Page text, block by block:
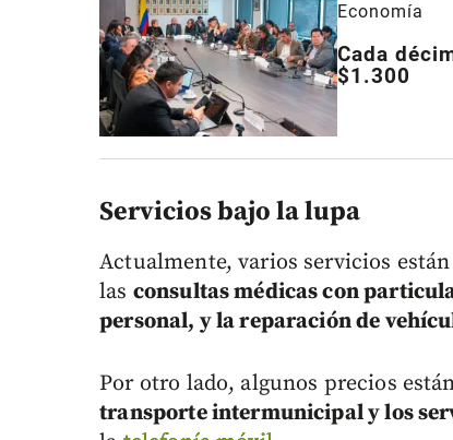
Economía
Cada
$1.300
Servicios bajo la lupa
Actualmente, varios servicios
las consultas médicas con
personal, y la reparación de
Por otro lado, algunos precios
transporte intermunicipal y los